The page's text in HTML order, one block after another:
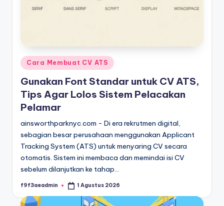
Posted
in
Cara Membuat CV ATS
Gunakan Font Standar untuk CV ATS,
Tips Agar Lolos Sistem Pelacakan
Pelamar
ainsworthparknyc.com - Di era rekrutmen digital,
sebagian besar perusahaan menggunakan Applicant
Tracking System (ATS) untuk menyaring CV secara
otomatis. Sistem ini membaca dan memindai isi CV
sebelum dilanjutkan ke tahap…
Posted
f9f3aeadmin 1 Agustus 2026